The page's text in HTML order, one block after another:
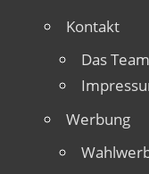
Kontakt
Das
Werbung